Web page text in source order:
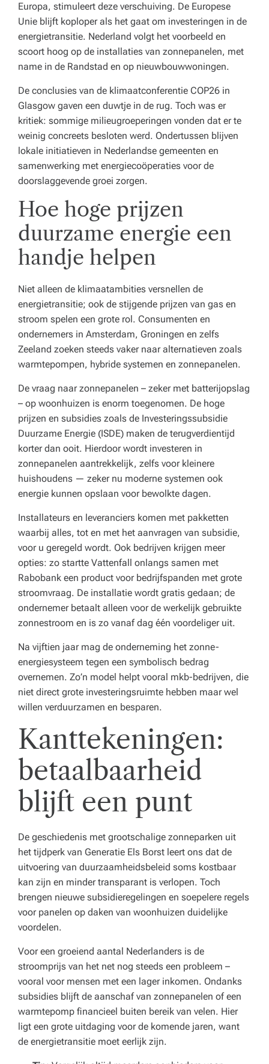
Europa, stimuleert deze verschuiving. De Europese
Unie blijft koploper als het gaat om investeringen in de
energietransitie. Nederland volgt het voorbeeld en
scoort hoog op de installaties van zonnepanelen, met
name in de Randstad en op nieuwbouwwoningen.
De conclusies van de klimaatconferentie COP26 in
Glasgow gaven een duwtje in de rug. Toch was er
kritiek: sommige milieugroeperingen vonden dat er te
weinig concreets besloten werd. Ondertussen blijven
lokale initiatieven in Nederlandse gemeenten en
samenwerking met energiecoöperaties voor de
doorslaggevende groei zorgen.
Hoe hoge prijzen
duurzame energie een
handje helpen
Niet alleen de klimaatambities versnellen de
energietransitie; ook de stijgende prijzen van gas en
stroom spelen een grote rol. Consumenten en
ondernemers in Amsterdam, Groningen en zelfs
Zeeland zoeken steeds vaker naar alternatieven zoals
warmtepompen, hybride systemen en zonnepanelen.
De vraag naar zonnepanelen – zeker met batterijopslag
– op woonhuizen is enorm toegenomen. De hoge
prijzen en subsidies zoals de Investeringssubsidie
Duurzame Energie (ISDE) maken de terugverdientijd
korter dan ooit. Hierdoor wordt investeren in
zonnepanelen aantrekkelijk, zelfs voor kleinere
huishoudens — zeker nu moderne systemen ook
energie kunnen opslaan voor bewolkte dagen.
Installateurs en leveranciers komen met pakketten
waarbij alles, tot en met het aanvragen van subsidie,
voor u geregeld wordt. Ook bedrijven krijgen meer
opties: zo startte Vattenfall onlangs samen met
Rabobank een product voor bedrijfspanden met grote
stroomvraag. De installatie wordt gratis gedaan; de
ondernemer betaalt alleen voor de werkelijk gebruikte
zonnestroom en is zo vanaf dag één voordeliger uit.
Na vijftien jaar mag de onderneming het zonne-
energiesysteem tegen een symbolisch bedrag
overnemen. Zo’n model helpt vooral mkb-bedrijven, die
niet direct grote investeringsruimte hebben maar wel
willen verduurzamen en besparen.
Kanttekeningen:
betaalbaarheid
blijft een punt
De geschiedenis met grootschalige zonneparken uit
het tijdperk van Generatie Els Borst leert ons dat de
uitvoering van duurzaamheidsbeleid soms kostbaar
kan zijn en minder transparant is verlopen. Toch
brengen nieuwe subsidieregelingen en soepelere regels
voor panelen op daken van woonhuizen duidelijke
voordelen.
Voor een groeiend aantal Nederlanders is de
stroomprijs van het net nog steeds een probleem –
vooral voor mensen met een lager inkomen. Ondanks
subsidies blijft de aanschaf van zonnepanelen of een
warmtepomp financieel buiten bereik van velen. Hier
ligt een grote uitdaging voor de komende jaren, want
de energietransitie moet eerlijk zijn.